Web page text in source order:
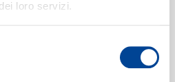
loro servizi.
Keep Me